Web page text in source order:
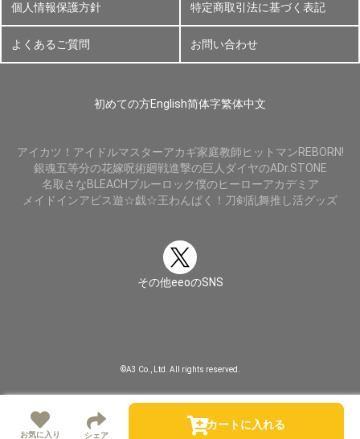
お気に入り シェア
カートに入れる
個人情報保護方針 特定商取引法に基づく表記
よくあるご質問 お問い合わせ
初めての方English简体字繁体中文
アイカツ！ アイドルマスターアカギ家庭教師ヒットマンREBORN!
銀魂五等分の花嫁呪術廻戦進撃の巨人 ダイヤのADr.STONE
名取さなBLEACHブルーロック僕のヒーローアカデミア
メイドインアビス遊☆戯☆王わんぱく！刀剣乱舞推し活グッズ
その他eeoのSNS
©A3 Co., Ltd. All rights reserved.